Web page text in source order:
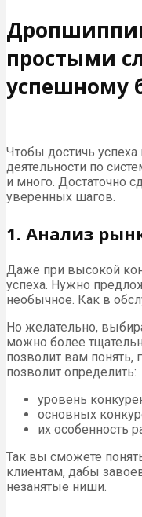
простыми
успешному
Чтобы достичь
деятельности по
и много. Достаточно
уверенных шагов.
1. Анализ
Даже при высокой
успеха. Нужно
необычное. Как в
Но желательно,
можно более
позволит вам понять,
позволит определить:
уровень
основных
их особенность
Так вы сможете
клиентам, дабы
незанятые ниши.